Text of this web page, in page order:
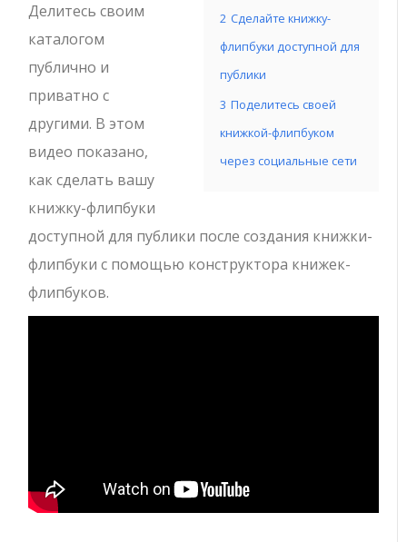
2 Сделайте книжку-
флипбуки доступной для
публики
3 Поделитесь своей
книжкой-флипбуком
через социальные сети
Делитесь своим
каталогом
публично и
приватно с
другими. В этом
видео показано,
как сделать вашу
книжку-флипбуки
доступной для публики после создания книжки-
флипбуки с помощью конструктора книжек-
флипбуков.